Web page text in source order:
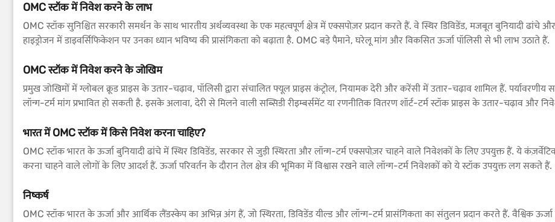
OMC स्टॉक में निवेश करने के लाभ
OMC स्टॉक सुनिश्चित सरकारी समर्थन के साथ भारतीय अर्थव्यवस्था के एक महत्वपूर्ण क्षेत्र में एक्सपोज़र प्रदान करते हैं. वे स्थिर डिविडेंड, मजबूत बुनियादी ढांचे
हाइड्रोजन में डाइवर्सिफिकेशन पर उनका ध्यान भविष्य की प्रासंगिकता को बढ़ाता है. OMC बड़े पैमाने, घरेलू मांग और विकसित ऊर्जा पॉलिसी से भी लाभ उठाते हैं.
OMC स्टॉक में निवेश करने के जोखिम
प्रमुख जोखिमों में ग्लोबल क्रूड प्राइस के उतार-चढ़ाव, पॉलिसी द्वारा संचालित फ्यूल प्राइस कंट्रोल, नियामक देरी और करेंसी में उतार-चढ़ाव शामिल हैं.
लॉन्ग-टर्म मांग प्रभावित हो सकती है. इसके अलावा, देरी से मिलने वाली सब्सिडी रीइम्बर्समेंट या रणनीतिक वितरण शॉर्ट-टर्म स्टॉक प्राइस के उतार-चढ़ाव और
भारत में OMC स्टॉक में किसे निवेश करना चाहिए?
OMC स्टॉक भारत के ऊर्जा बुनियादी ढांचे में स्थिर डिविडेंड, सरकार से जुड़ी स्थिरता और लॉन्ग-टर्म एक्सपोज़र चाहने वाले निवेशकों के लिए उपयुक्त हैं. ये
करना चाहने वाले लोगों के लिए आदर्श हैं. ऊर्जा परिवर्तन के दौरान तेल क्षेत्र की भूमिका में विश्वास रखने वाले लॉन्ग-टर्म निवेशकों को ये स्टॉक उपयुक्त लग सकते हैं.
निष्कर्ष
OMC स्टॉक भारत के ऊर्जा और आर्थिक लैंडस्केप का अभिन्न अंग हैं, जो स्थिरता, डिविडेंड यील्ड और लॉन्ग-टर्म प्रासंगिकता का संतुलन प्रदान करते हैं. वैश्विक